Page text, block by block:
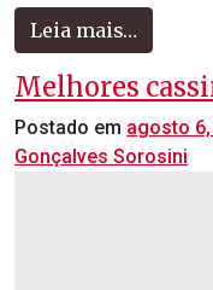
Leia mais…
Melhores
Postado em agosto
Gonçalves Sorosini